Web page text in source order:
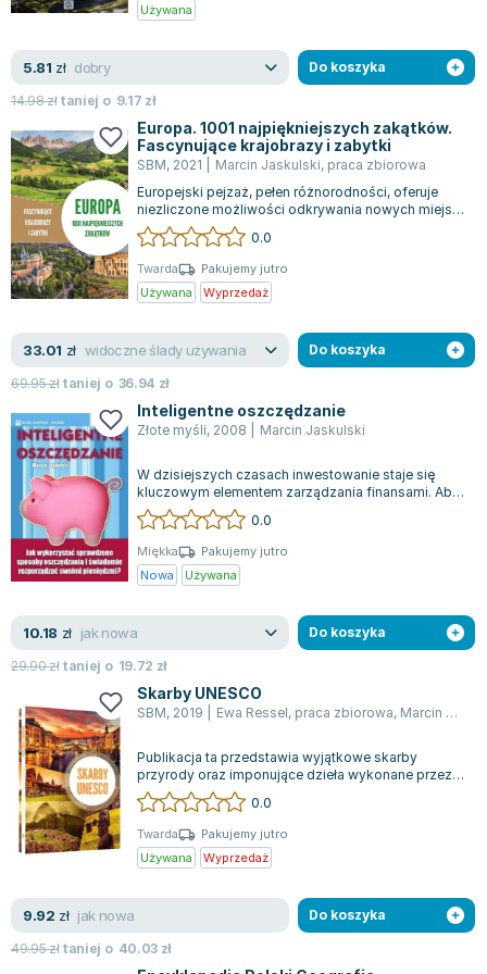
Książki do nauk przyrodniczych dla studentów
Książki do nauk społecznych dla studentów
Książki do nauk ścisłych dla studentów
Prawo - książki dla studentów
Technologia żywności - książki
Zarządzanie i marketing - książki
Nauka języków obcych - książki
Podręczniki dla nauczycieli - metodyka
Repetytoria, testy i materiały pomocnicze
Wanda Chotomska
Józef Ignacy Kraszewski
Clive Staples Lewis
Martyna Wojciechowska
Melissa De la Cruz
Blanka Lipińska
Jaś Kapela
Agatha Christie
Marcin Kowalczyk
Piotr Zychowicz
Joanna Jabłczyńska
Piotr Kościelny
Jan Piński
Zygmunt Freud
Agata Passent
Michel Moran
Katarzyna Miller
Antoine de Saint Exupery
Lew Tołstoj
Mark Twain
Marcin Meller
Paulina Młynarska
ks. Piotr Pawlukiewicz
Jarosław Sokołowski
Piotr Semka
Jarosław Iwaszkiewicz
Używana
5.81 zł dobry
14.98złtaniej o 9.17 zł
Do koszyka
Europa. 1001 najpiękniejszych zakątków.
Fascynujące krajobrazy i zabytki
SBM, 2021 Marcin Jaskulski, praca zbiorowa
Europejski pejzaż, pełen różnorodności, oferuje
niezliczone możliwości odkrywania nowych miejsc
i spędzania wspaniałego czasu. Ten...
0.0
Twarda
Pakujemy jutro
Używana
Wyprzedaż
33.01 zł widoczne ślady używania
69.95złtaniej o 36.94 zł
Do koszyka
Inteligentne oszczędzanie
Złote myśli, 2008 Marcin Jaskulski
W dzisiejszych czasach inwestowanie staje się
kluczowym elementem zarządzania finansami. Aby
jednak osiągnąć ten cel, najpierw mus...
0.0
Miękka
Pakujemy jutro
Nowa
Używana
10.18 zł jak nowa
29.90złtaniej o 19.72 zł
Do koszyka
Skarby UNESCO
SBM, 2019 Ewa Ressel, praca zbiorowa, Marcin Jaskulski
Publikacja ta przedstawia wyjątkowe skarby
przyrody oraz imponujące dzieła wykonane przez
człowieka, które zostały uwzględnione na...
0.0
Twarda
Pakujemy jutro
Używana
Wyprzedaż
9.92 zł jak nowa
49.95złtaniej o 40.03 zł
Do koszyka